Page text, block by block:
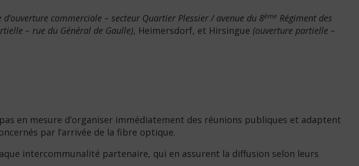
d’ouverture commerciale – secteur Quartier Plessier / avenue du 8ème Régiment des
– rue du Général de Gaulle), Heimersdorf, et Hirsingue (ouverture partielle –
en mesure d’organiser immédiatement des réunions publiques et adaptent
par l’arrivée de la fibre optique.
intercommunalité partenaire, qui en assurent la diffusion selon leurs